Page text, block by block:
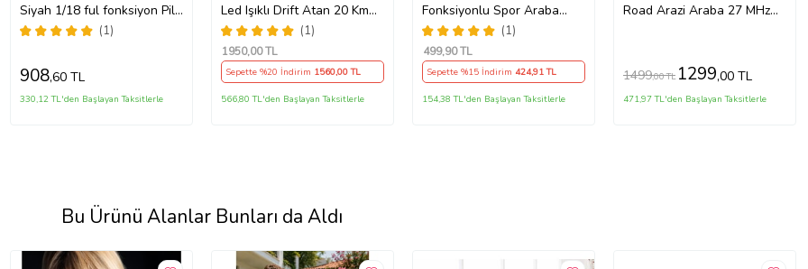
Siyah 1/18 ful fonksiyon Pilli
Işıklı 20 Cm
(1)
908,60 TL
330,12 TL'den Başlayan Taksitlerle
Led Işıklı Drift Atan 20 Km
Hız Yapan Yüksek Hızlı Off
Road Oyuncak Araba (Mavi)
(1)
1950,00 TL
Sepette %20 İndirim 1560,00 TL
566,80 TL'den Başlayan Taksitlerle
Fonksiyonlu Spor Araba
1:24 Ölçek Oyuncak Araba
Kız Erkek Çocuğa Hediye
(Turuncu)
(1)
499,90 TL
Sepette %15 İndirim 424,91 TL
154,38 TL'den Başlayan Taksitlerle
Road Arazi Araba 27 MHz
1499,00 TL 1299,00 TL
471,97 TL'den Başlayan Taksitlerle
Bu Ürünü Alanlar Bunları da Aldı